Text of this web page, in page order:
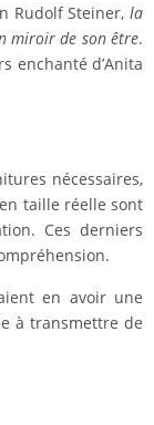
Rudolf Steiner, la
miroir de son être.
enchanté d’Anita
nécessaires,
taille réelle sont
Ces derniers
en avoir une
à transmettre de